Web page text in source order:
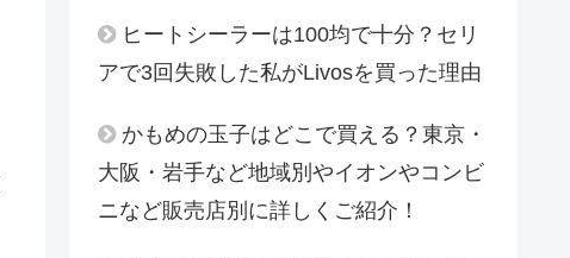
ヒートシーラーは100均で十分？セリ
アで3回失敗した私がLivosを買った理由
かもめの玉子はどこで買える？東京・
大阪・岩手など地域別やイオンやコンビ
ニなど販売店別に詳しくご紹介！